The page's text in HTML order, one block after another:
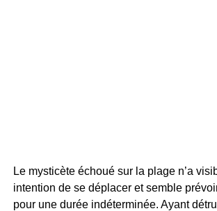
Le mysticète échoué sur la plage n’a
intention de se déplacer et semble
pour une durée indéterminée. Ayant